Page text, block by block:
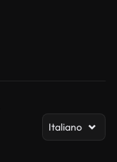
Italiano